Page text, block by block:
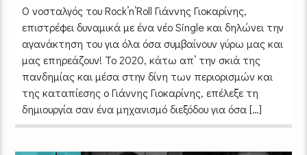
Ο νοσταλγός του Rock’n’Roll Γιάννης Γιοκαρίνης,
επιστρέφει δυναμικά με ένα νέο Single και δηλώνει την
αγανάκτηση του για όλα όσα συμβαίνουν γύρω μας και
μας επηρεάζουν! Το 2020, κάτω απ’ την σκιά της
πανδημίας και μέσα στην δίνη των περιορισμών και
της καταπίεσης ο Γιάννης Γιοκαρίνης, επέλεξε τη
δημιουργία σαν ένα μηχανισμό διεξόδου για όσα […]